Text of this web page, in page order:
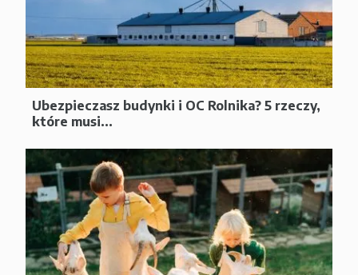
Ubezpieczasz budynki i OC Rolnika? 5 rzeczy,
które musi...